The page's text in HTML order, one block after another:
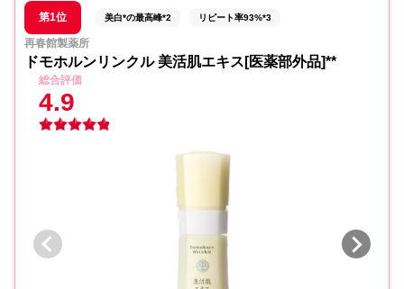
第1位 美白*の最高峰*2 リピート率93%*3
再春館製薬所
ドモホルンリンクル 美活肌エキス[医薬部外品]**
総合評価
4.9